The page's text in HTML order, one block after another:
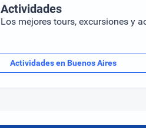
Actividades
Los mejores tours, excursiones y
Actividades en Buenos Aires